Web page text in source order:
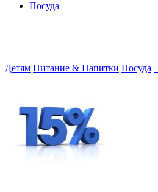
Посуда
Детям Питание & Напитки Посуда